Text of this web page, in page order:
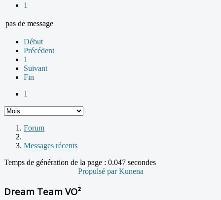
1
pas de message
Début
Précédent
1
Suivant
Fin
1
Forum
Messages récents
Temps de génération de la page : 0.047 secondes
Propulsé parKunena
Dream Team VO²